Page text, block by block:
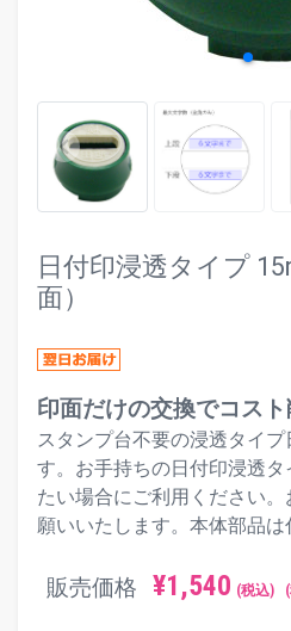
keyboard_arrow_left
日付印浸透タイプ
面）
印面だけの交換でコス
スタンプ台不要の浸透タイ
す。お手持ちの日付印浸透
たい場合にご利用ください
願いいたします。本体部品は
販売価格 ¥1,540 (税込)